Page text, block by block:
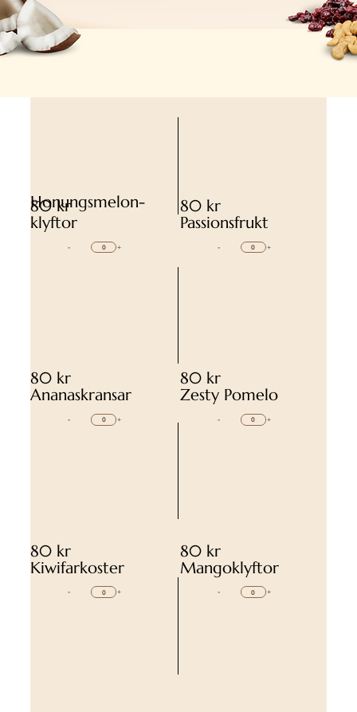
80 kr
Honungsmelon-
klyftor
- +
80 kr
Passionsfrukt
- +
80 kr
Ananaskransar
- +
80 kr
Zesty Pomelo
- +
80 kr
Kiwifarkoster
- +
80 kr
Mangoklyftor
- +